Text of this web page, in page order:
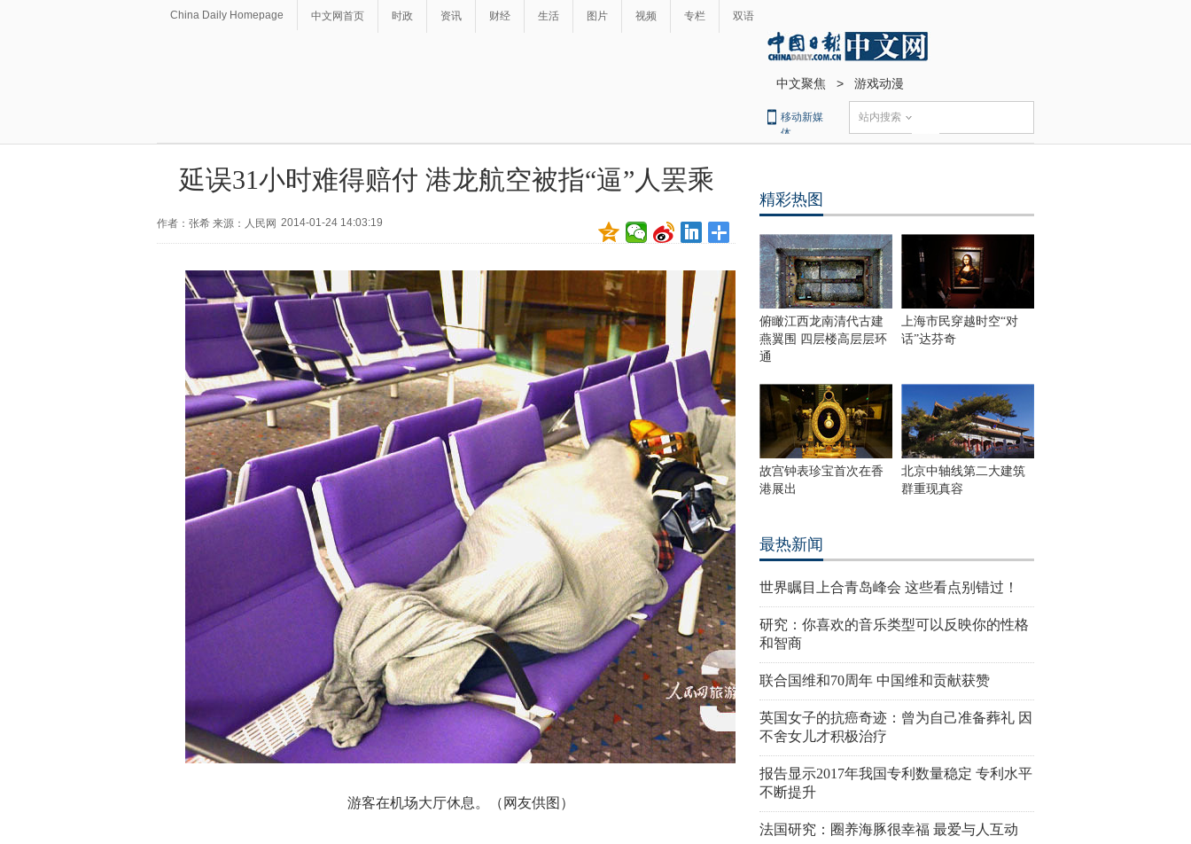
China Daily Homepage 中文网首页 时政 资讯 财经 生活 图片 视频 专栏 双语
中文聚焦 > 游戏动漫
移动新媒
体
站内搜索
延误31小时难得赔付 港龙航空被指“逼”人罢乘
作者：张希 来源：人民网 2014-01-24 14:03:19
游客在机场大厅休息。（网友供图）
精彩热图
俯瞰江西龙南清代古建
燕翼围 四层楼高层层环
通
上海市民穿越时空“对
话”达芬奇
故宫钟表珍宝首次在香
港展出
北京中轴线第二大建筑
群重现真容
最热新闻
世界瞩目上合青岛峰会 这些看点别错过！
研究：你喜欢的音乐类型可以反映你的性格
和智商
联合国维和70周年 中国维和贡献获赞
英国女子的抗癌奇迹：曾为自己准备葬礼 因
不舍女儿才积极治疗
报告显示2017年我国专利数量稳定 专利水平
不断提升
法国研究：圈养海豚很幸福 最爱与人互动